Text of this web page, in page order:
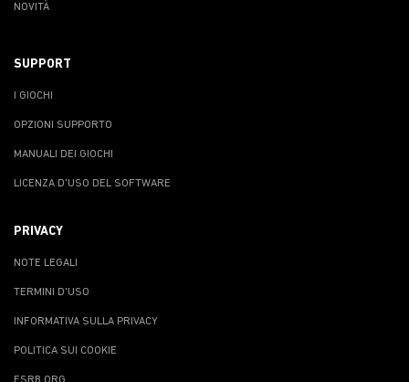
NOVITÀ
SUPPORT
I GIOCHI
OPZIONI SUPPORTO
MANUALI DEI GIOCHI
LICENZA D'USO DEL SOFTWARE
PRIVACY
NOTE LEGALI
TERMINI D'USO
INFORMATIVA SULLA PRIVACY
POLITICA SUI COOKIE